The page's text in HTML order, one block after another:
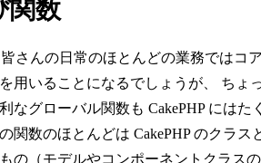
関数
皆さんの日常のほとんどの業務ではコ
用いることになるでしょうが、 ちょ
なグローバル関数も CakePHP にはた
関数のほとんどは CakePHP のクラス
の（モデルやコンポーネントクラス